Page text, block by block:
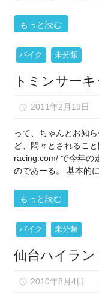
もっと読む
バイク 未分類
トミンサー
2011年2月19日
って、ちゃんとお知
ど、悶々とされるこ
racing.com/ で今年の
のであーる。 基本的
もっと読む
バイク 未分類
仙台ハイラン
2010年8月4日